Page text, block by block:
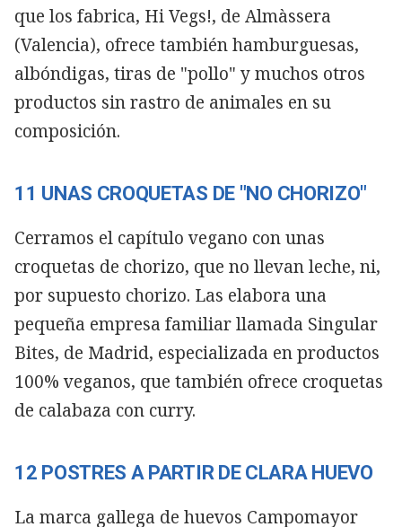
que los fabrica, Hi Vegs!, de Almàssera
(Valencia), ofrece también hamburguesas,
albóndigas, tiras de "pollo" y muchos otros
productos sin rastro de animales en su
composición.
11 UNAS CROQUETAS DE "NO CHORIZO"
Cerramos el capítulo vegano con unas
croquetas de chorizo, que no llevan leche, ni,
por supuesto chorizo. Las elabora una
pequeña empresa familiar llamada Singular
Bites, de Madrid, especializada en productos
100% veganos, que también ofrece croquetas
de calabaza con curry.
12 POSTRES A PARTIR DE CLARA HUEVO
La marca gallega de huevos Campomayor